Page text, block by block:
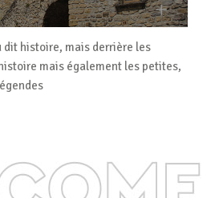
histoire, mais derrière les
mais également les petites,